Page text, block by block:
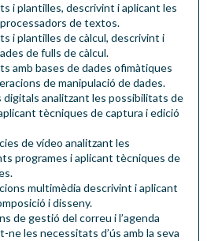
i plantilles, descrivint i aplicant les
de textos.
i plantilles de càlcul, descrivint i
de fulls de càlcul.
amb bases de dades ofimàtiques
de manipulació de dades.
digitals analitzant les possibilitats de
tècniques de captura i edició
de vídeo analitzant les
programes i aplicant tècniques de
multimèdia descrivint i aplicant
i disseny.
de gestió del correu i l’agenda
les necessitats d’ús amb la seva